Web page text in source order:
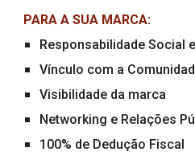
PARA A SUA MARCA:
Responsabilidade Social
Vínculo com a
Visibilidade da marca
Networking e Relações
100% de Dedução Fiscal